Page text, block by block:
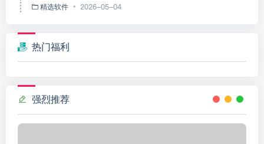
精选软件 2026-05-04
热门福利
强烈推荐